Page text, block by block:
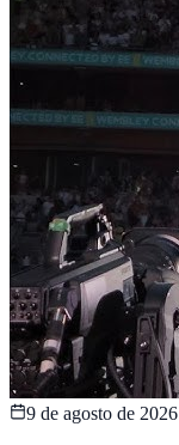
9 de agosto de 2026